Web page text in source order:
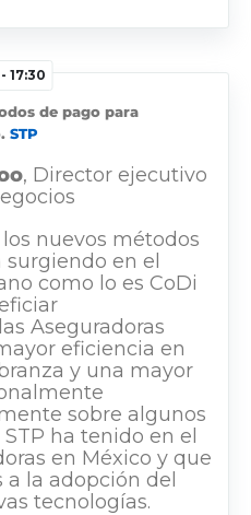
- 17:30
de pago para
STP
, Director ejecutivo
nuevos métodos
en el
como lo es CoDi
Aseguradoras
eficiencia en
y una mayor
sobre algunos
ha tenido en el
en México y que
la adopción del
tecnologías.